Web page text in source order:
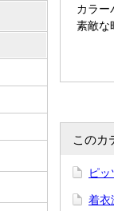
カラー
素敵な
このカ
ピ
着衣